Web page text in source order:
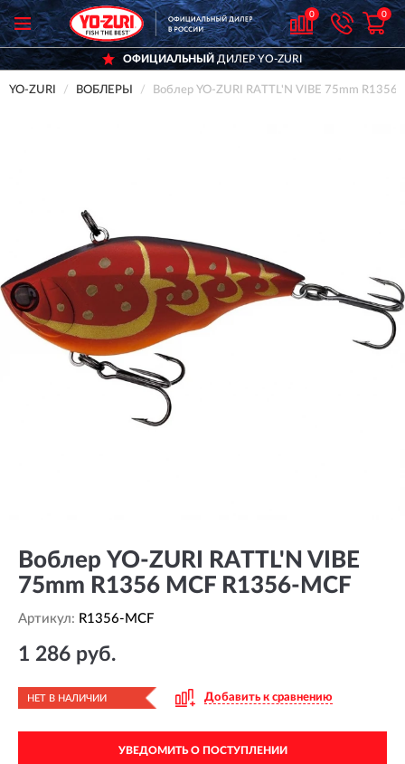
0 0
ОФИЦИАЛЬНЫЙДИЛЕР YO-ZURI
YO-ZURI ВОБЛЕРЫ Воблер YO-ZURI RATTL'N VIBE 75mm R1356
Воблер YO-ZURI RATTL'N VIBE
75mm R1356 MCF R1356-MCF
Артикул: R1356-MCF
1 286 руб.
НЕТ В НАЛИЧИИ Добавить к сравнению
УВЕДОМИТЬ О ПОСТУПЛЕНИИ